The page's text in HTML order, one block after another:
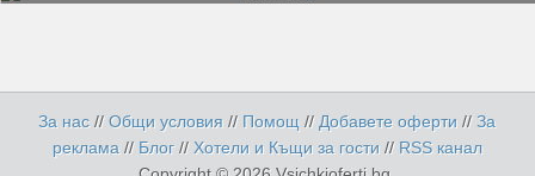
За нас //Общи условия // Помощ //Добавете оферти//За
реклама // Блог //Хотели и Къщи за гости // RSS канал